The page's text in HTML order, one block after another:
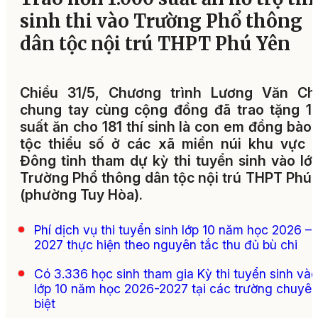
sinh thi vào Trường Phổ thông
dân tộc nội trú THPT Phú Yên
Chiều 31/5, Chương trình Lương Văn
chung tay cùng cộng đồng đã trao tặng
suất ăn cho 181 thí sinh là con em đồng bào
tộc thiểu số ở các xã miền núi khu vực
Đông tỉnh tham dự kỳ thi tuyển sinh vào
Trường Phổ thông dân tộc nội trú THPT Phú
(phường Tuy Hòa).
Phí dịch vụ thi tuyển sinh lớp 10 năm học 2026 –
2027 thực hiện theo nguyên tắc thu đủ bù chi
Có 3.336 học sinh tham gia Kỳ thi tuyển sinh vào
lớp 10 năm học 2026-2027 tại các trường chuyên
biệt